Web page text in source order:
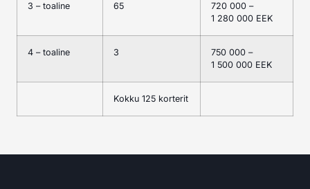
3 – toaline 65
720 000 –
1 280 000 EEK
4 – toaline 3
750 000 –
1 500 000 EEK
Kokku 125 korterit